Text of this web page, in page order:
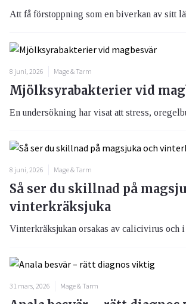
Att få förstoppning som en biverkan av sitt
8 juni, 2026 Mage & Tarm
Mjölksyrabakterier vid
En undersökning har visat att stress,
8 juni, 2026 Mage & Tarm
Så ser du skillnad på
vinterkräksjuka
Vinterkräksjukan orsakas av calicivirus och i
31 mars, 2026 Mage & Tarm